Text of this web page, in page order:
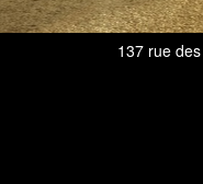
137 rue